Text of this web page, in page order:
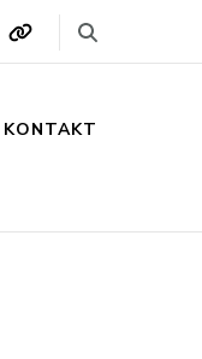
KONTAKT